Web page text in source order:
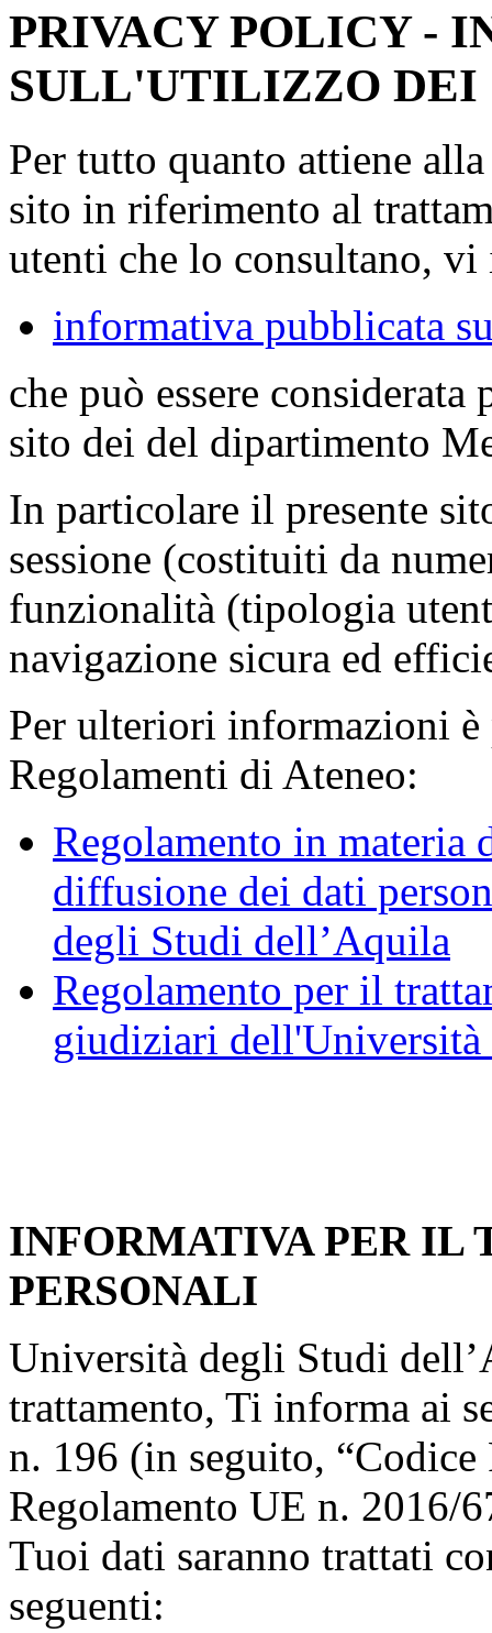
PRIVACY POLICY -
SULL'UTILIZZO DEI
Per tutto quanto attiene
sito in riferimento al
utenti che lo consultano,
informativa pubblicata
che può essere
sito dei del dipartimento
In particolare il presente
sessione (costituiti da
funzionalità (tipologia
navigazione sicura ed
Per ulteriori informazioni è
Regolamenti di Ateneo:
Regolamento in materia
diffusione dei dati
degli Studi dell’Aquila
Regolamento per il
giudiziari
INFORMATIVA PER IL
PERSONALI
Università degli Studi
trattamento, Ti informa ai
n. 196 (in seguito, “Codice
Regolamento UE n. 2016/
Tuoi dati saranno trattati
seguenti: